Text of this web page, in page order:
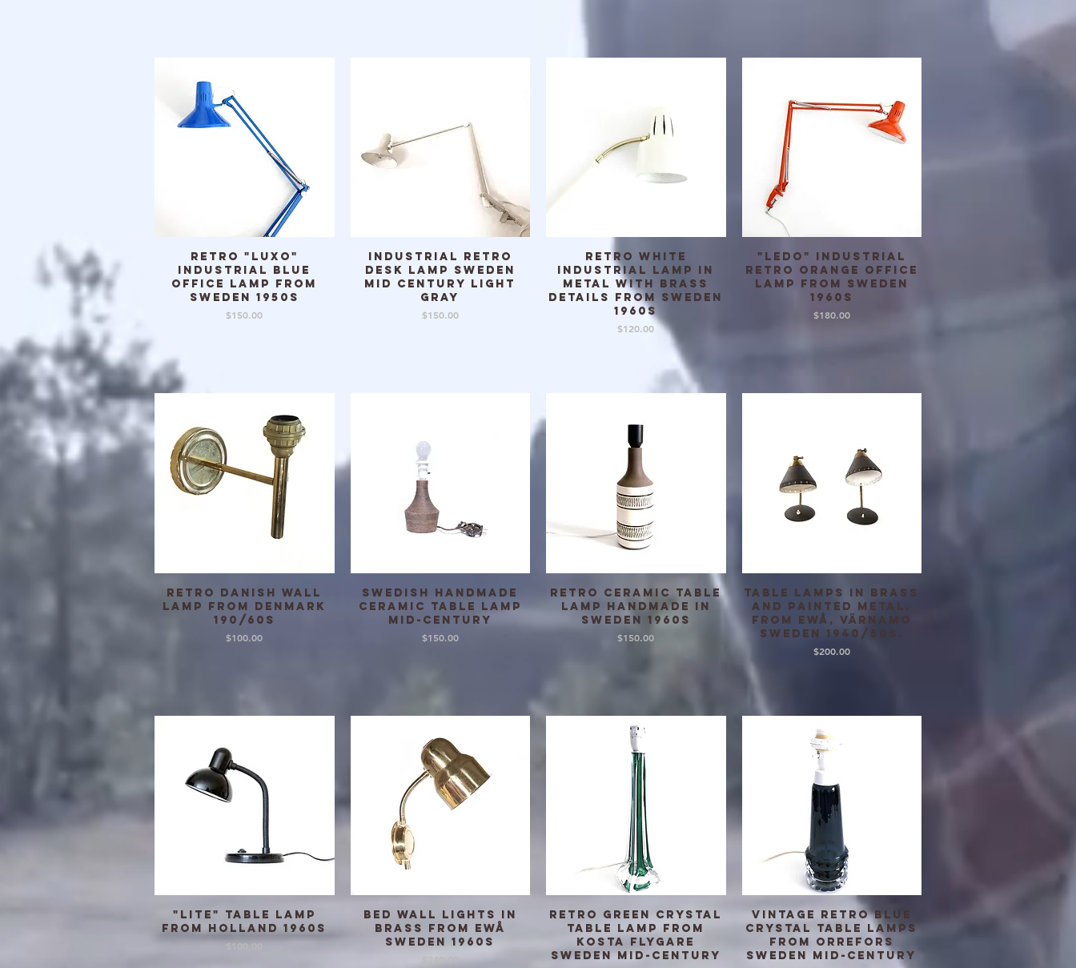
クイックビュー
Retro "Luxo"
industrial blue
office lamp from
Sweden 1950s
価格
$150.00
クイックビュー
Industrial Retro
Desk lamp Sweden
mid century light
Gray
価格
$150.00
クイックビュー
Retro white
Industrial lamp in
metal with brass
details from Sweden
1960s
価格
$120.00
クイックビュー
"Ledo" industrial
retro orange office
lamp from Sweden
1960s
価格
$180.00
クイックビュー
Retro Danish wall
lamp from Denmark
190/60s
価格
$100.00
クイックビュー
Swedish Handmade
Ceramic Table Lamp
mid-century
価格
$150.00
クイックビュー
Retro Ceramic table
lamp Handmade in
Sweden 1960s
価格
$150.00
クイックビュー
Table lamps in brass
and painted metal.
From EWÅ, Värnamo
Sweden 1940/50s.
価格
$200.00
クイックビュー
"Lite" Table lamp
from Holland 1960s
価格
$100.00
クイックビュー
Bed wall lights in
brass from Ewå
Sweden 1960s
クイックビュー
Retro Green crystal
table lamp from
Kosta Flygare
Sweden mid-century
クイックビュー
Vintage Retro Blue
Crystal Table lamps
from Orrefors
Sweden mid-century